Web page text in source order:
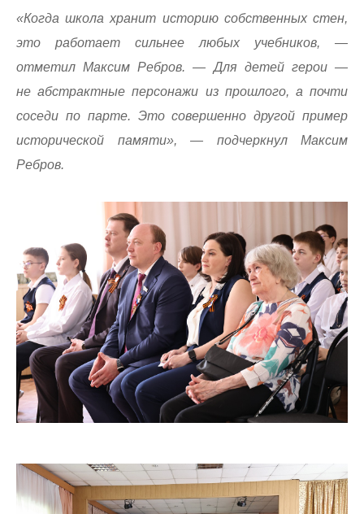
«Когда школа хранит историю собственных стен,
это работает сильнее любых учебников, —
отметил Максим Ребров. — Для детей герои —
не абстрактные персонажи из прошлого, а почти
соседи по парте. Это совершенно другой пример
исторической памяти», — подчеркнул Максим
Ребров.